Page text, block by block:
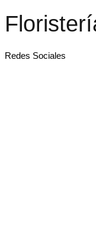
Redes Sociales